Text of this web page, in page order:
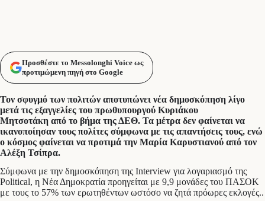
Προσθέστε το Messolonghi Voice ως
προτιμώμενη πηγή στο Google
Τον σφυγμό των πολιτών αποτυπώνει νέα δημοσκόπηση λίγο
μετά τις εξαγγελίες του πρωθυπουργού Κυριάκου
Μητσοτάκη από το βήμα της ΔΕΘ. Τα μέτρα δεν φαίνεται να
ικανοποίησαν τους πολίτες σύμφωνα με τις απαντήσεις τους, ενώ
ο κόσμος φαίνεται να προτιμά την Μαρία Καρυστιανού από τον
Αλέξη Τσίπρα.
Σύμφωνα με την δημοσκόπηση της Interview για λογαριασμό της
Political, η Νέα Δημοκρατία προηγείται με 9,9 μονάδες του ΠΑΣΟΚ
με τους το 57% των ερωτηθέντων ωστόσο να ζητά πρόωρες εκλογές..